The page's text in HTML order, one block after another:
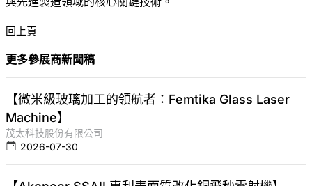
回上頁
更多參展商新聞稿
【微米級玻璃加工的領航者：Femtika Glass Laser
Machine】
茂太科技股份有限公司
2026-07-30